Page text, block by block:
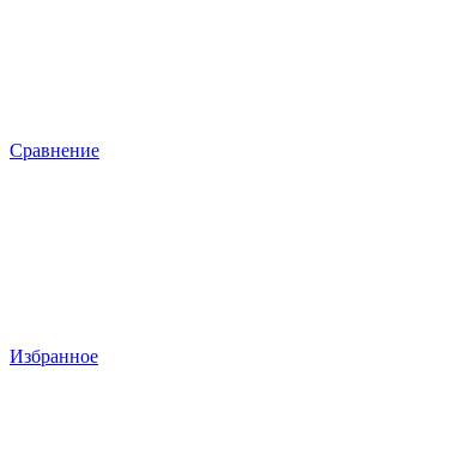
Сравнение
Избранное